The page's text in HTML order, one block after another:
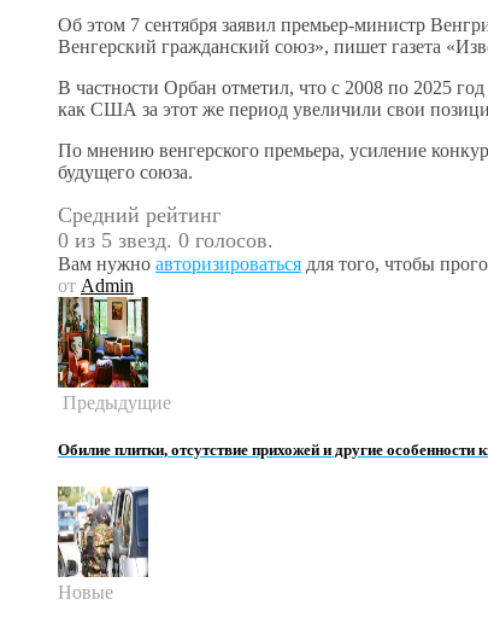
Об этом 7 сентября заявил премьер-министр
Венгерский гражданский союз», пишет газета
В частности Орбан отметил, что с 2008 по 2025
как США за этот же период увеличили свои
По мнению венгерского премьера, усиление
будущего союза.
Средний рейтинг
0 из 5 звезд. 0 голосов.
Вам нужно авторизироваться для того, чтобы
от Admin
Предыдущие
Обилие плитки, отсутствие прихожей и другие
Новые